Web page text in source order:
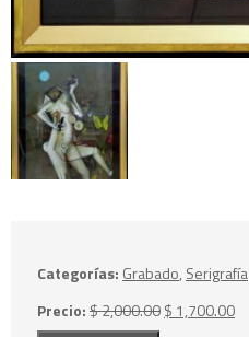
Categorías: Grabado, Serigrafía
Precio:$2,000.00El
$ 1,700.00El